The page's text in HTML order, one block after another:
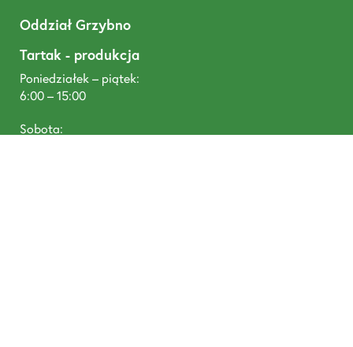
Oddział Grzybno
Tartak - produkcja
Poniedziałek – piątek:
6:00 – 15:00
Sobota: